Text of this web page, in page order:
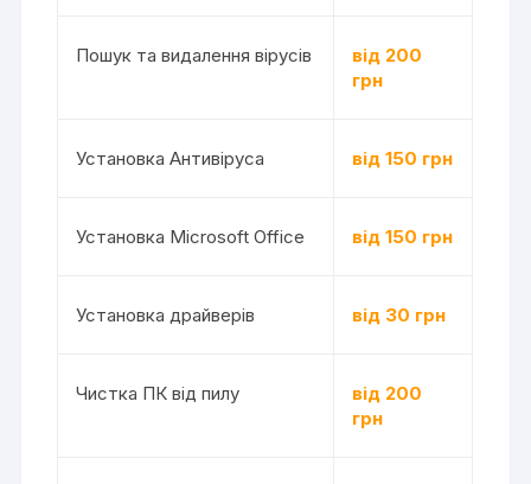
Пошук та видалення вірусів
від 200
грн
Установка Антивіруса від 150 грн
Установка Microsoft Office від 150 грн
Установка драйверів від 30 грн
Чистка ПК від пилу
від 200
грн